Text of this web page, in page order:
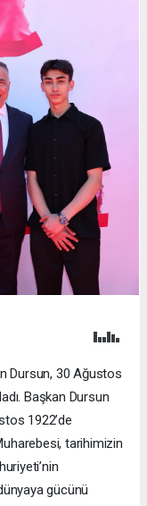
Dursun, 30 Ağustos
Başkan Dursun
1922’de
tarihimizin
gücünü